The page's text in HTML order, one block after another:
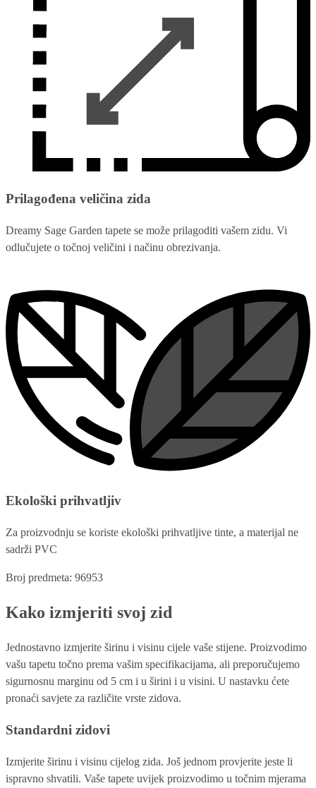
Prilagođena veličina zida
Dreamy Sage Garden tapete se može prilagoditi vašem zidu. Vi
odlučujete o točnoj veličini i načinu obrezivanja.
Ekološki prihvatljiv
Za proizvodnju se koriste ekološki prihvatljive tinte, a materijal ne
sadrži PVC
Broj predmeta: 96953
Kako izmjeriti svoj zid
Jednostavno izmjerite širinu i visinu cijele vaše stijene. Proizvodimo
vašu tapetu točno prema vašim specifikacijama, ali preporučujemo
sigurnosnu marginu od 5 cm i u širini i u visini. U nastavku ćete
pronaći savjete za različite vrste zidova.
Standardni zidovi
Izmjerite širinu i visinu cijelog zida. Još jednom provjerite jeste li
ispravno shvatili. Vaše tapete uvijek proizvodimo u točnim mjerama